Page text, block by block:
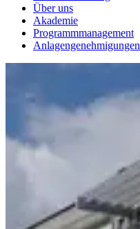
Über uns
Akademie
Programmmanagement
Anlagengenehmigungen